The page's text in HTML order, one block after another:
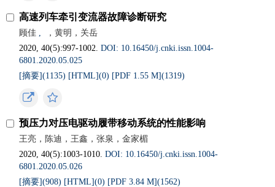
高速列车牵引变流器故障诊断研究
顾佳 ,
，黄明，关岳
2020, 40(5):997-1002.DOI: 10.16450/j.cnki.issn.1004-
6801.2020.05.025
[摘要](1135) [HTML](0) [PDF 1.55 M](1319)
预压力对压电驱动履带移动系统的性能影响
王亮，陈迪，王鑫，张泉，金家楣
2020, 40(5):1003-1010.DOI: 10.16450/j.cnki.issn.1004-
6801.2020.05.026
[摘要](908) [HTML](0) [PDF 3.84 M](1562)